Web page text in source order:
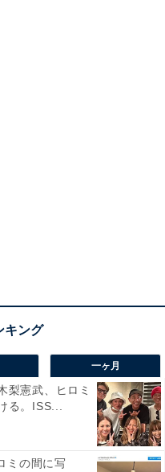
一ヶ月
梨憲武、ヒロミ
る。ISS...
ミの間に写